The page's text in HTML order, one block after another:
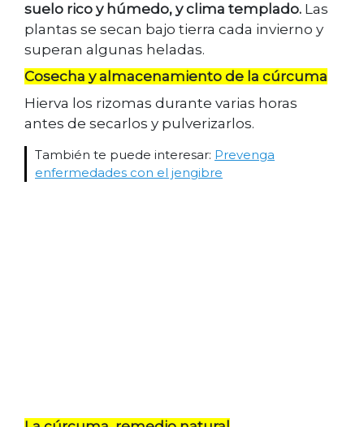
suelo rico y húmedo, y clima templado. Las
plantas se secan bajo tierra cada invierno y
superan algunas heladas.
Cosecha y almacenamiento de la cúrcuma
Hierva los rizomas durante varias horas
antes de secarlos y pulverizarlos.
También te puede interesar: Prevenga
enfermedades con el jengibre